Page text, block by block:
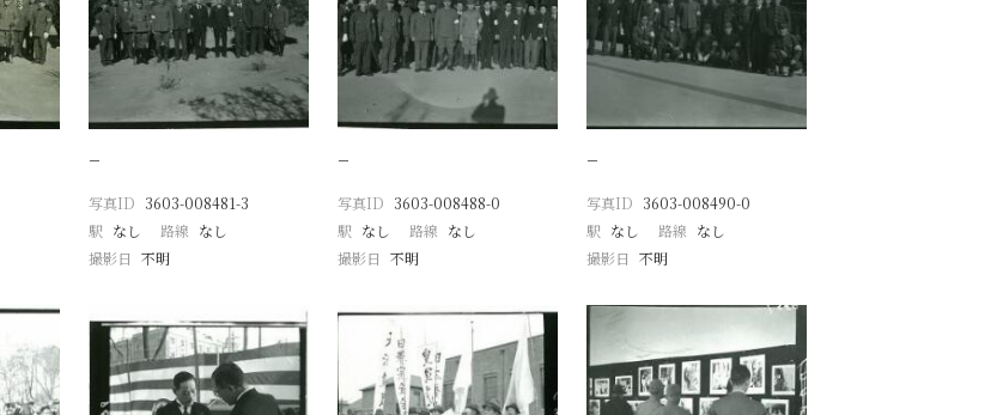
−
写真ID 3603-008481-3
駅 なし 路線 なし
撮影日 不明
−
写真ID 3603-008488-0
駅 なし 路線 なし
撮影日 不明
−
写真ID 3603-008490-0
駅 なし 路線 なし
撮影日 不明